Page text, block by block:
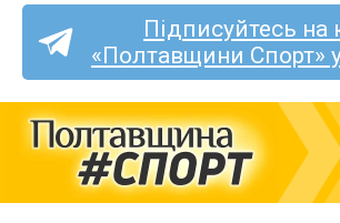
Підписуйтесь на
«Полтавщини Спорт»